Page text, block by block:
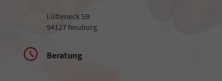
Lüfteneck 5B
94127 Neuburg
Beratung